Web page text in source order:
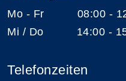
Mo - Fr 08:00 -
Mi / Do 14:00 -
Telefonzeiten